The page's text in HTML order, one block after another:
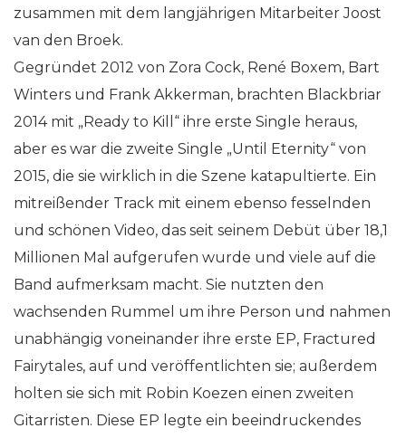
zusammen mit dem langjährigen Mitarbeiter Joost
van den Broek.
Gegründet 2012 von Zora Cock, René Boxem, Bart
Winters und Frank Akkerman, brachten Blackbriar
2014 mit „Ready to Kill“ ihre erste Single heraus,
aber es war die zweite Single „Until Eternity“ von
2015, die sie wirklich in die Szene katapultierte. Ein
mitreißender Track mit einem ebenso fesselnden
und schönen Video, das seit seinem Debüt über 18,1
Millionen Mal aufgerufen wurde und viele auf die
Band aufmerksam macht. Sie nutzten den
wachsenden Rummel um ihre Person und nahmen
unabhängig voneinander ihre erste EP, Fractured
Fairytales, auf und veröffentlichten sie; außerdem
holten sie sich mit Robin Koezen einen zweiten
Gitarristen. Diese EP legte ein beeindruckendes